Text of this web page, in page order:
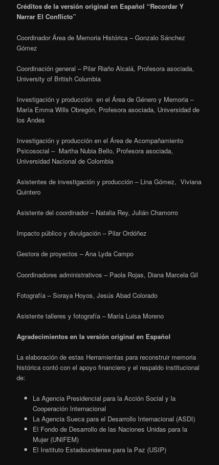
Créditos de la versión original en Español “Recordar Y
Narrar El Conflicto”
Coordinador Área de Memoria Histórica – Gonzalo Sánchez
Gómez
Coordinación general – Pilar Riaño Alcalá, Profesora asociada,
University of British Columbia
Investigación y producción en el Área de Género y Memoria –
María Emma Wills Obregón, Profesora asociada, Universidad de
los Andes
Investigación y producción en el Área de Acompañamiento
Psicosocial – Martha Nubia Bello, Profesora asociada,
Universidad Nacional de Colombia
Asistentes de investigación y producción – Lina Gómez, Viviana
Quintero
Asistente del coordinador – Natalia Rey, Julián Chamorro
Impacto público y divulgación – Pilar Ordóñez
Gestora de proyectos – Ana Lyda Campo
Coordinadores administrativos – Paola Rojas, Diana Marcela Gil
Fotografía – Soraya Hoyos, Jesús Abad Colorado
Asistente talleres y fotografía – María Luisa Moreno
Agradecimientos en la versión original en Español
La elaboración de estas Herramientas para reconstruir memoria
histórica contó con el apoyo financiero y el respaldo institucional
de:
La Agencia Presidencial para la Acción Social y la
Cooperación Internacional
La Agencia Sueca para el Desarrollo Internacional (ASDI)
El Fondo de Desarrollo de las Naciones Unidas para la
Mujer (UNIFEM)
El Instituto Estadounidense para la Paz (USIP)